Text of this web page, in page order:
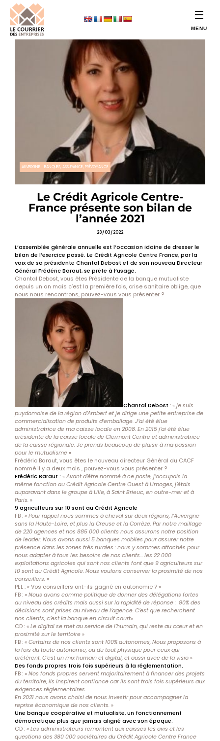
AUVERGNE BANQUES, ASSURANCE, PRÉVOYANCE
Le Crédit Agricole Centre-
France présente son bilan de
l’année 2021
28/03/2022
L’assemblée générale annuelle est l’occasion idoine de dresser le
bilan de l’exercice passé. Le Crédit Agricole Centre France, par la
voix de sa présidente Chantal Debost et de son nouveau Directeur
Général Frédéric Baraut, se prête à l’usage.
Chantal Debost, vous êtes Présidente de la banque mutualiste
depuis un an mais c’est la première fois, crise sanitaire oblige, que
nous nous rencontrons, pouvez-vous vous présenter ?
Chantal Debost :« je suis
puydomoise de la région d’Ambert et je dirige une petite entreprise de
commercialisation de produits d’emballage. J’ai été élue
administratrice de ma caisse locale en 2008. En 2015 j’ai été élue
présidente de la caisse locale de Clermont Centre et administratrice
de la caisse régionale. Je prends beaucoup de plaisir à ma passion
pour le mutualisme »
Frédéric Baraut, vous êtes le nouveau directeur Général du CACF
nommé il y a deux mois , pouvez-vous vous présenter ?
Frédéric Baraut : « Avant d’être nommé à ce poste, j’occupais la
même fonction au Crédit Agricole Centre Ouest à Limoges, j’étais
auparavant dans le groupe à Lille, à Saint Brieuc, en outre-mer et à
Paris. »
9 agriculteurs sur 10 sont au Crédit Agricole
FB :« Pour rappel nous sommes à cheval sur deux régions, l’Auvergne
sans la Haute-Loire, et plus la Creuse et la Corrèze. Par notre maillage
de 220 agences et nos 885 000 clients nous assurons notre position
de leader. Nous avons aussi 5 banques mobiles pour assurer notre
présence dans les zones très rurales : nous y sommes attachés pour
nous adapter à tous les besoins de nos clients… les 22 000
exploitations agricoles qui sont nos clients font que 9 agriculteurs sur
10 sont au Crédit Agricole. Nous voulons conserver la proximité de nos
conseillers. »
PEL : « Vos conseillers ont-ils gagné en autonomie ? »
FB :» Nous avons comme politique de donner des délégations fortes
au niveau des crédits mais aussi sur la rapidité de réponse : 90% des
décisions sont prises au niveau de l’agence. C’est que recherchent
nos clients, c’est la banque en circuit court»
CD :« Le digital se met au service de l’humain, qui reste au cœur et en
proximité sur le territoire »
FB :« Certains de nos clients sont 100% autonomes, Nous proposons à
la fois du toute autonomie, ou du tout physique pour ceux qui
préfèrent. C’est un mix humain et digital, et aussi avec de la visio »
Des fonds propres trois fois supérieurs à la réglementation.
FB :« Nos fonds propres servent majoritairement à financer des projets
du territoire, ils inspirent confiance car ils sont trois fois supérieurs aux
exigences réglementaires.
En 2021 nous avons choisi de nous investir pour accompagner la
reprise économique de nos clients. »
Une banque coopérative et mutualiste, un fonctionnement
démocratique plus que jamais aligné avec son époque.
CD :« Les administrateurs remontent aux caisses les avis et les
questions des 380 000 sociétaires du Crédit Agricole Centre France